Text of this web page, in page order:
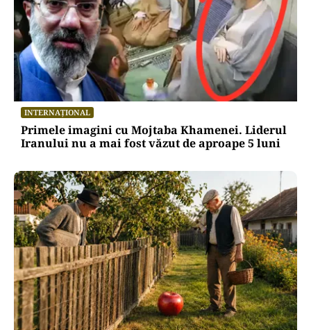
INTERNAȚIONAL
Primele imagini cu Mojtaba Khamenei. Liderul
Iranului nu a mai fost văzut de aproape 5 luni